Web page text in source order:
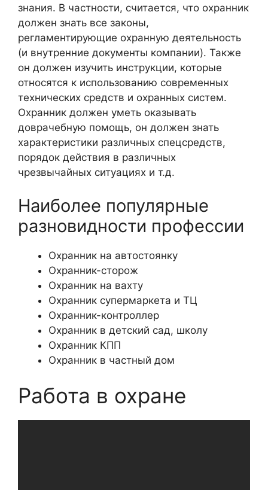
знания. В частности, считается, что охранник
должен знать все законы,
регламентирующие охранную деятельность
(и внутренние документы компании). Также
он должен изучить инструкции, которые
относятся к использованию современных
технических средств и охранных систем.
Охранник должен уметь оказывать
доврачебную помощь, он должен знать
характеристики различных спецсредств,
порядок действия в различных
чрезвычайных ситуациях и т.д.
Наиболее популярные
разновидности профессии
Охранник на автостоянку
Охранник-сторож
Охранник на вахту
Охранник супермаркета и ТЦ
Охранник-контроллер
Охранник в детский сад, школу
Охранник КПП
Охранник в частный дом
Работа в охране